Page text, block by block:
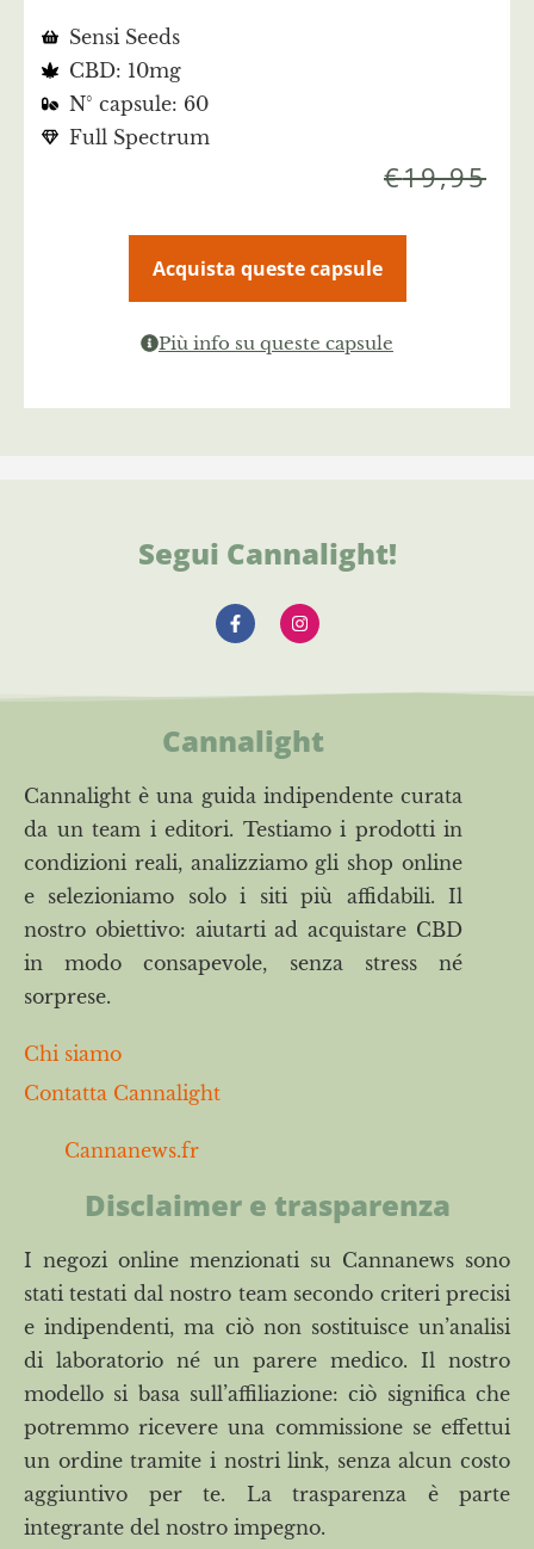
Sensi Seeds
CBD: 10mg
N° capsule: 60
Full Spectrum
€19,95
Acquista queste capsule
Più info su queste capsule
Segui Cannalight!
Cannalight
Cannalight è una guida indipendente curata
da un team i editori. Testiamo i prodotti in
condizioni reali, analizziamo gli shop online
e selezioniamo solo i siti più affidabili. Il
nostro obiettivo: aiutarti ad acquistare CBD
in modo consapevole, senza stress né
sorprese.
Chi siamo
Contatta Cannalight
Cannanews.fr
Disclaimer e trasparenza
I negozi online menzionati su Cannanews sono
stati testati dal nostro team secondo criteri precisi
e indipendenti, ma ciò non sostituisce un’analisi
di laboratorio né un parere medico. Il nostro
modello si basa sull’affiliazione: ciò significa che
potremmo ricevere una commissione se effettui
un ordine tramite i nostri link, senza alcun costo
aggiuntivo per te. La trasparenza è parte
integrante del nostro impegno.